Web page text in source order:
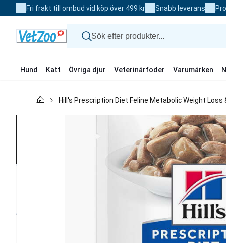
to
Fri frakt till ombud vid köp över 499 kr Snabb leverans
Hund Katt Övriga djur Veterinärfoder Varumärken
Hill's Prescription Diet Feline Metabolic Weight Loss